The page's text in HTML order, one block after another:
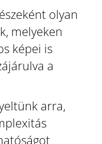
olyan
melyeken
képei is
a
arra,